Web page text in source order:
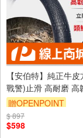
【安伯特】純正牛
戰警)止滑 高耐磨 高
汗
贈OPENPOINT
$ 897
$598